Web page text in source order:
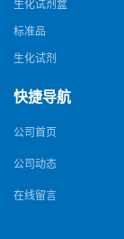
生化试剂盒
标准品
生化试剂
快捷导航
公司首页
公司动态
在线留言